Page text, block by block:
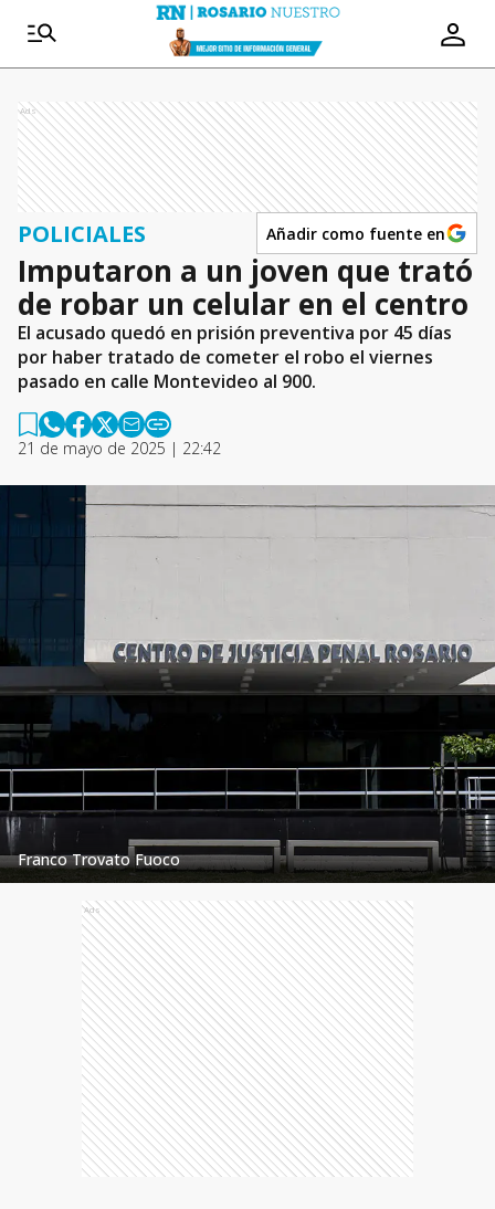
Ads
POLICIALES Añadir como fuente en
Imputaron a un joven que trató
de robar un celular en el centro
El acusado quedó en prisión preventiva por 45 días
por haber tratado de cometer el robo el viernes
pasado en calle Montevideo al 900.
21 de mayo de 2025 | 22:42
Franco Trovato Fuoco
Ads